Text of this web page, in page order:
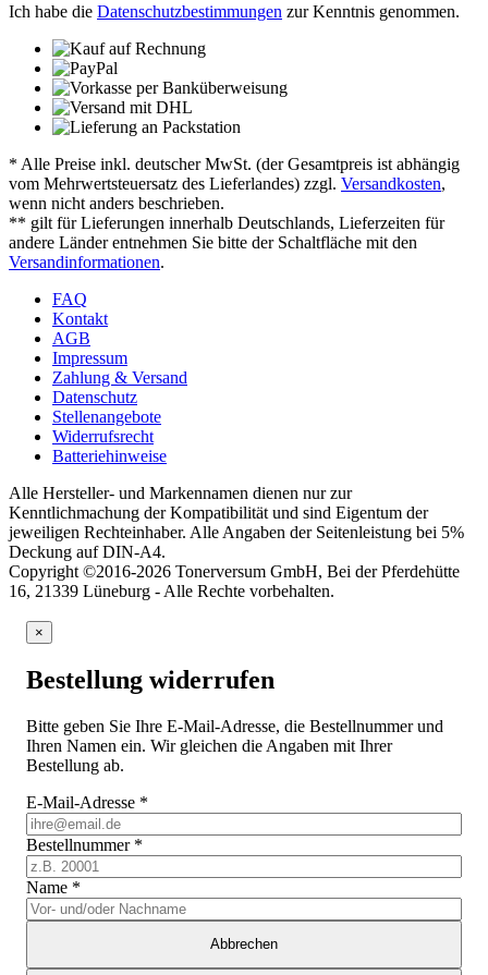
Ich habe die Datenschutzbestimmungen zur Kenntnis genommen.
* Alle Preise inkl. deutscher MwSt. (der Gesamtpreis ist abhängig
vom Mehrwertsteuersatz des Lieferlandes) zzgl. Versandkosten,
wenn nicht anders beschrieben.
** gilt für Lieferungen innerhalb Deutschlands, Lieferzeiten für
andere Länder entnehmen Sie bitte der Schaltfläche mit den
Versandinformationen.
FAQ
Kontakt
AGB
Impressum
Zahlung & Versand
Datenschutz
Stellenangebote
Widerrufsrecht
Batteriehinweise
Alle Hersteller- und Markennamen dienen nur zur
Kenntlichmachung der Kompatibilität und sind Eigentum der
jeweiligen Rechteinhaber. Alle Angaben der Seitenleistung bei 5%
Deckung auf DIN-A4.
Copyright ©2016-2026 Tonerversum GmbH, Bei der Pferdehütte
16, 21339 Lüneburg - Alle Rechte vorbehalten.
×
Bestellung widerrufen
Bitte geben Sie Ihre E-Mail-Adresse, die Bestellnummer und
Ihren Namen ein. Wir gleichen die Angaben mit Ihrer
Bestellung ab.
E-Mail-Adresse *
Bestellnummer *
Name *
Abbrechen